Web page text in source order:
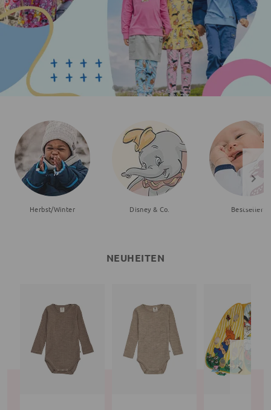
Herbst/Winter Disney & Co. Bestseller
NEUHEITEN